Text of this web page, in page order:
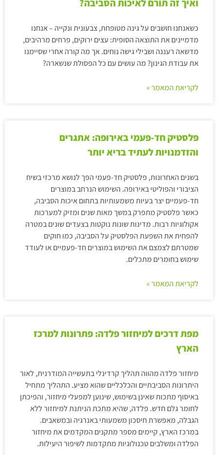
ואיך זה תורם לאיכות הסביבה?
כשאנחנו חושבים על גינה מטופחת, צבעונית ונקייה – אנחנו
מדמיינים את התוצאה הסופית: עצים ירוקים, פרחים מרהיבים,
מדשאה רעננה ושבילי גישה נוחים. אך מה קורה אחרי שסיימנו
את עבודת הגינון? מה עושים עם כל הפסולת שנשארה?
לקריאת המאמר »
פלסטיק חד-פעמי באירופה: אתגרים
והזדמנויות לעתיד בריא יותר
בשנים האחרונות, פלסטיק חד-פעמי הפך לנושא מרכזי בשיח
הציבורי והפוליטי באירופה. השימוש הנרחב במוצרים
חד-פעמיים יצר בעיות משמעותיות בתחום איכות הסביבה,
כאשר פלסטיק מתפרק במשך מאות שנים ומזיק למערכות
אקולוגיות רבות. מדינות שונות נוקטות בצעדים שונים במטרה
להפחית את השפעת הפלסטיק על הסביבה, כמו חוקים
שמטרתם לצמצם את השימוש במוצרים חד-פעמיים או לעודד
שימוש בחומרים מתכלים.
לקריאת המאמר »
מפת דרכים למיחזור פלדה: פתרונות למרכז
הארץ
מיחזור פלדה מהווה תהליך קרדינלי בתעשייה המודרנית, לאור
היתרונות הסביבתיים והכלכליים שהוא מציע. התהליך מתחיל
באיסוף מתכות שאינן בשימוש, שינוען למפעלי מיחזור, והפיכתן
לחומר גלם חדש. פלדה, שהיא מתכת הניתנת למיחזור ללא
הגבלה, מאפשרת חיסכון משמעותי באנרגיה ובמשאבים.
במרכז הארץ, קיימים מספר מתקנים המקדמים את מיחזור
הפלדה ומשלבים טכנולוגיות מתקדמות לשיפור היעילות.